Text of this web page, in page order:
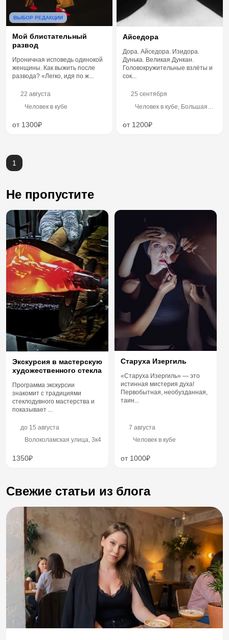
ВЫБОР РЕДАКЦИИ
Мой блистательный
развод
Ироничная исповедь одинокой
женщины. Как выжить после
развода? «Легко, идя по ж...
22 августа
Человек в кубе
от 1300₽
Айседора
Дора. Айседора. Изидора.
Дунька. Великая Дункан.
Головокружительные взлёты и
сок...
25 сентября
Человек в кубе, Большая
от 1200₽
1
Не пропустите
Экскурсия в мастерскую
художественного стекла
Программа экскурсии
знакомит с традициями
стеклодувного мастерства и
показывает ...
до 15 августа
Волоколамская улица, 3к4
1350₽
Старуха Изергиль
«Старуха Изергиль» — это
истинная мистерия духа!
Первобытная, необузданная,
таин...
7 августа
Человек в кубе
от 1000₽
Свежие статьи из блога